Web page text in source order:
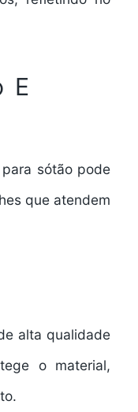
E
sótão pode
que atendem
alta qualidade
o material,